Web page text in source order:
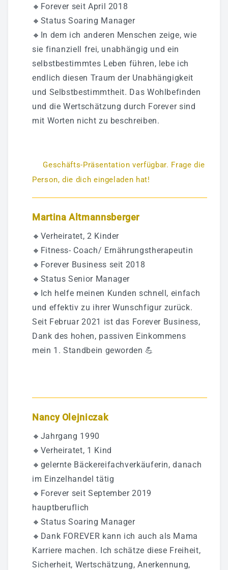
🔸Forever seit April 2018
🔸Status Soaring Manager
🔸In dem ich anderen Menschen zeige, wie
sie finanziell frei, unabhängig und ein
selbstbestimmtes Leben führen, lebe ich
endlich diesen Traum der Unabhängigkeit
und Selbstbestimmtheit. Das Wohlbefinden
und die Wertschätzung durch Forever sind
mit Worten nicht zu beschreiben.
Geschäfts-Präsentation verfügbar. Frage die
Person, die dich eingeladen hat!
Martina Altmannsberger
🔸Verheiratet, 2 Kinder
🔸Fitness- Coach/ Ernährungstherapeutin
🔸Forever Business seit 2018
🔸Status Senior Manager
🔸Ich helfe meinen Kunden schnell, einfach
und effektiv zu ihrer Wunschfigur zurück.
Seit Februar 2021 ist das Forever Business,
Dank des hohen, passiven Einkommens
mein 1. Standbein geworden 💪
Nancy Olejniczak
🔸Jahrgang 1990
🔸Verheiratet, 1 Kind
🔸gelernte Bäckereifachverkäuferin, danach
im Einzelhandel tätig
🔸Forever seit September 2019
hauptberuflich
🔸Status Soaring Manager
🔸Dank FOREVER kann ich auch als Mama
Karriere machen. Ich schätze diese Freiheit,
Sicherheit, Wertschätzung, Anerkennung,